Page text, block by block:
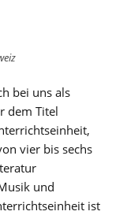
bei uns als
dem Titel
vier bis sechs
und
ist